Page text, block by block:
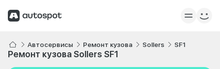
Автосервисы Ремонт кузова Sollers SF1
Ремонт кузова Sollers SF1